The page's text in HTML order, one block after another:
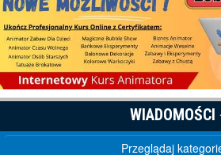
WIADOMOŚCI
Przeglądaj